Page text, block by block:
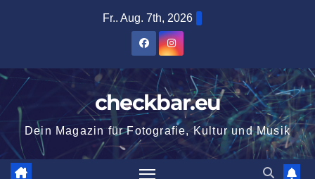
Fr.. Aug. 7th, 2026
checkbar.eu
Dein Magazin für Fotografie, Kultur und Musik